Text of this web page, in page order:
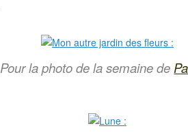
Pour la photo de la semaine de